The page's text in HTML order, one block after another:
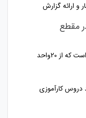
و ارائه گزارش
مقطع
که از 20واحد
دروس کارآموزی